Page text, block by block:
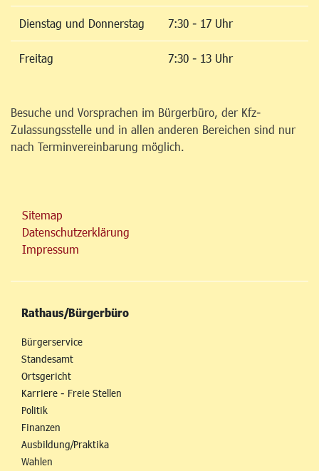
Dienstag und Donnerstag 7:30 - 17 Uhr
Freitag 7:30 - 13 Uhr
Besuche und Vorsprachen im Bürgerbüro, der Kfz-
Zulassungsstelle und in allen anderen Bereichen sind nur
nach Terminvereinbarung möglich.
Sitemap
Datenschutzerklärung
Impressum
Rathaus/Bürgerbüro
Bürgerservice
Standesamt
Ortsgericht
Karriere - Freie Stellen
Politik
Finanzen
Ausbildung/Praktika
Wahlen